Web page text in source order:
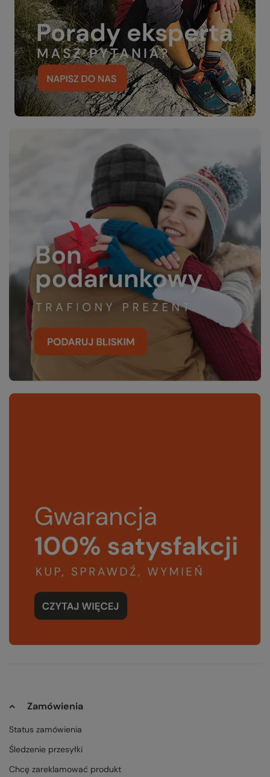
Zamówienia
Status zamówienia
Śledzenie przesyłki
Chcę zareklamować produkt